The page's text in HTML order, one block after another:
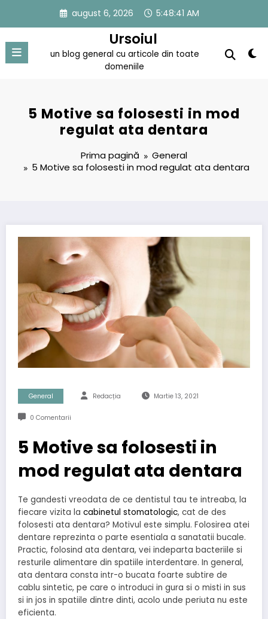
conținut
august 6, 2026 5:48:42 AM
Ursoiul
un blog general cu articole din toate
domeniile
5 Motive sa folosesti in mod
regulat ata dentara
Prima pagină
General
5 Motive sa folosesti in mod regulat ata dentara
General Redacția Martie 13, 2021
0 Comentarii
5 Motive sa folosesti in
mod regulat ata dentara
Te gandesti vreodata de ce dentistul tau te intreaba, la
fiecare vizita la cabinetul stomatologic, cat de des
folosesti ata dentara? Motivul este simplu. Folosirea atei
dentare reprezinta o parte esentiala a sanatatii bucale.
Practic, folosind ata dentara, vei indeparta bacteriile si
resturile alimentare din spatiile interdentare. In general,
ata dentara consta intr-o bucata foarte subtire de
cablu sintetic, pe care o introduci in gura si o misti in sus
si in jos in spatiile dintre dinti, acolo unde periuta nu este
eficienta.